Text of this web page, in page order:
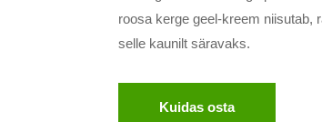
roosa kerge geel-kreem niisutab,
selle kaunilt säravaks.
Kuidas osta